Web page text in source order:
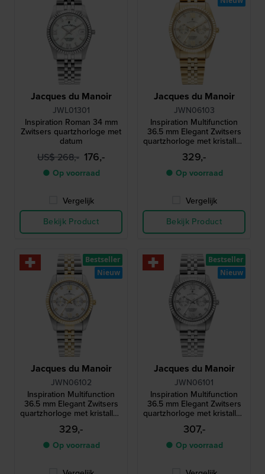
Jacques du Manoir
JWL01301
Inspiration Roman 34 mm
Zwitsers quartzhorloge met
datum
US$ 268,- 176,-
● Op voorraad
Vergelijk
Bekijk Product
Jacques du Manoir
JWN06103
Inspiration Multifunction
36.5 mm Elegant Zwitsers
quartzhorloge met kristallen
indexen
329,-
● Op voorraad
Vergelijk
Bekijk Product
Jacques du Manoir
JWN06102
Inspiration Multifunction
36.5 mm Elegant Zwitsers
quartzhorloge met kristallen
indexen
329,-
● Op voorraad
Bestseller
Nieuw
Jacques du Manoir
JWN06101
Inspiration Multifunction
36.5 mm Elegant Zwitsers
quartzhorloge met kristallen
indexen
307,-
● Op voorraad
Bestseller
Nieuw